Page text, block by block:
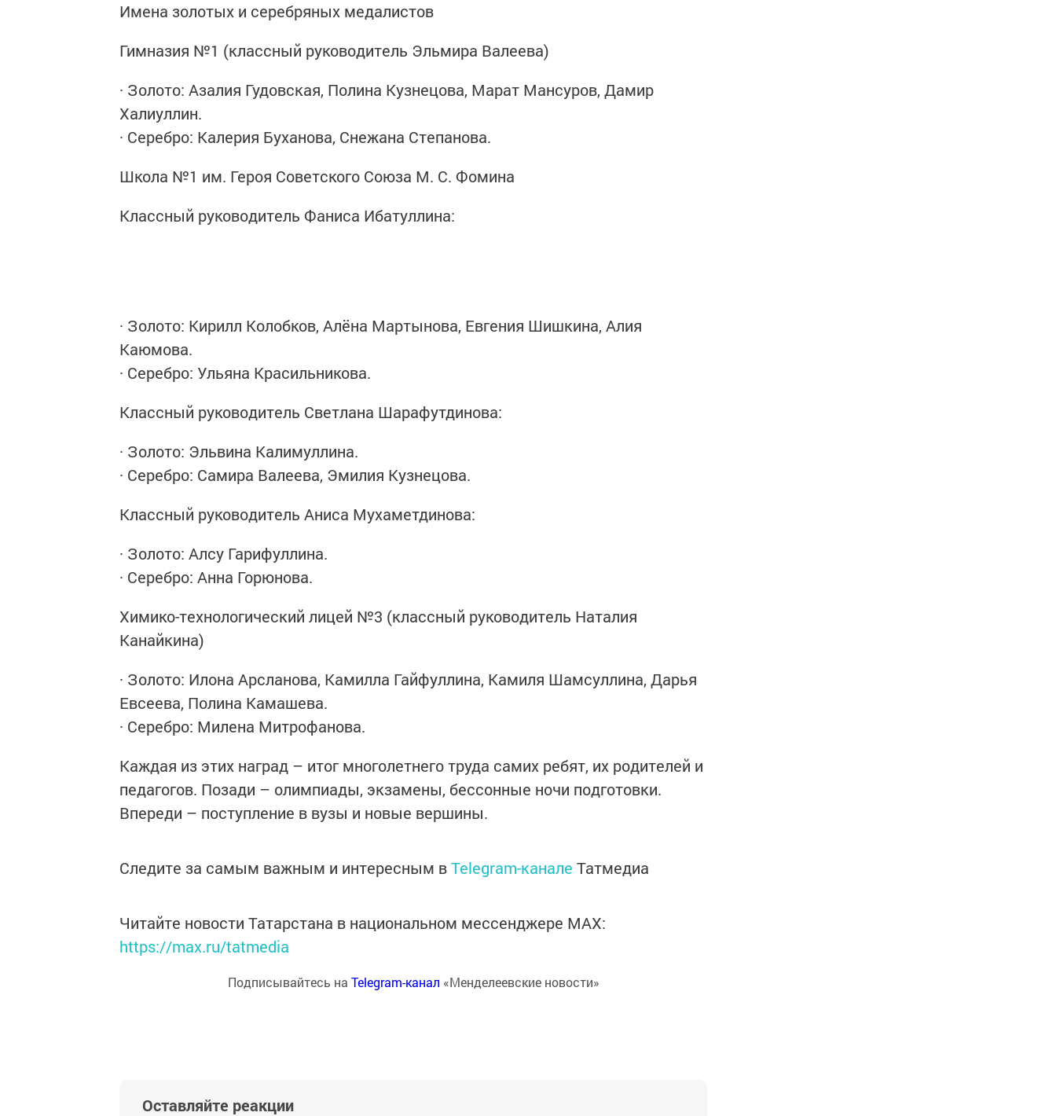
Имена золотых и серебряных медалистов
Гимназия №1 (классный руководитель Эльмира Валеева)
· Золото: Азалия Гудовская, Полина Кузнецова, Марат Мансуров, Дамир
Халиуллин.
· Серебро: Калерия Буханова, Снежана Степанова.
Школа №1 им. Героя Советского Союза М. С. Фомина
Классный руководитель Фаниса Ибатуллина:
· Золото: Кирилл Колобков, Алёна Мартынова, Евгения Шишкина, Алия
Каюмова.
· Серебро: Ульяна Красильникова.
Классный руководитель Светлана Шарафутдинова:
· Золото: Эльвина Калимуллина.
· Серебро: Самира Валеева, Эмилия Кузнецова.
Классный руководитель Аниса Мухаметдинова:
· Золото: Алсу Гарифуллина.
· Серебро: Анна Горюнова.
Химико-технологический лицей №3 (классный руководитель Наталия
Канайкина)
· Золото: Илона Арсланова, Камилла Гайфуллина, Камиля Шамсуллина, Дарья
Евсеева, Полина Камашева.
· Серебро: Милена Митрофанова.
Каждая из этих наград – итог многолетнего труда самих ребят, их родителей и
педагогов. Позади – олимпиады, экзамены, бессонные ночи подготовки.
Впереди – поступление в вузы и новые вершины.
Следите за самым важным и интересным вTelegram-канале Татмедиа
Читайте новости Татарстана в национальном мессенджере MАХ:
https://max.ru/tatmedia
Подписывайтесь на Telegram-канал «Менделеевские новости»
Оставляйте реакции